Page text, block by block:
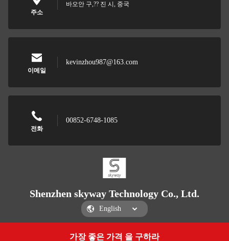
가장 좋은 가격 을 구하라
주소
바오안 구,?? 진 시, 중국
이메일
kevinzhou987@163.com
전화
00852-6748-1085
Shenzhen skyway Technology Co., Ltd.
Shenzhen skyway Technology Co., Ltd.Get a Quote